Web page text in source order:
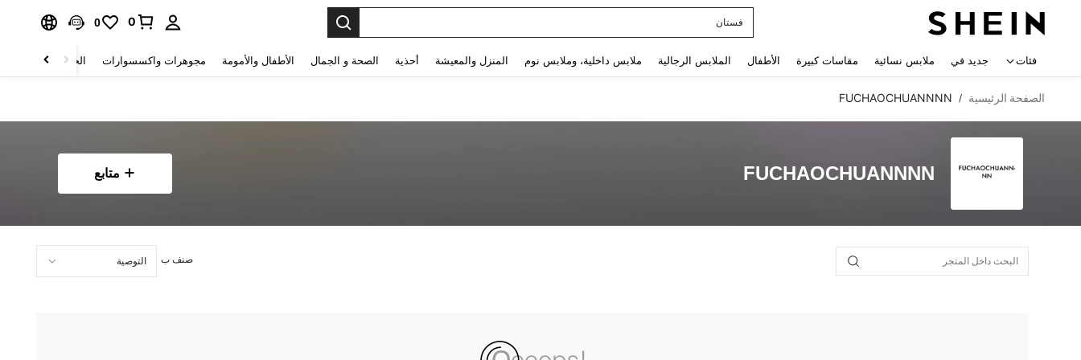
فستان
0
0
فئات جديد في ملابس نسائية مقاسات كبيرة الأطفال الملابس الرجالية ملابس داخلية، وملابس نوم المنزل والمعيشة أحذية الصحة و الجمال الأطفال والأمومة مجوهرات واكسسوارات الحقائب والأمتعة
الصفحة الرئيسية /
FUCHAOCHUANNNN
FUCHAOCHUANNNN متابع
صنف ب